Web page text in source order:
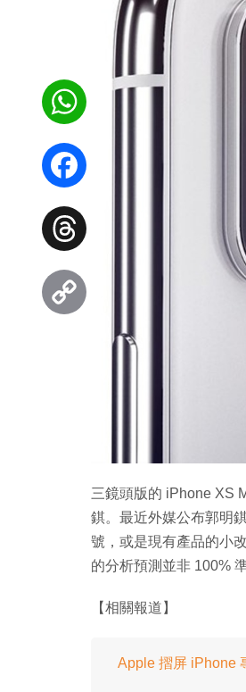
三鏡頭版的 iPhone XS
錤。最近外媒公布郭明
號，或是現有產品的小
的分析預測並非 100%
【相關報道】
Apple 摺屏 iPhone
WhatsApp
Facebook
Threads